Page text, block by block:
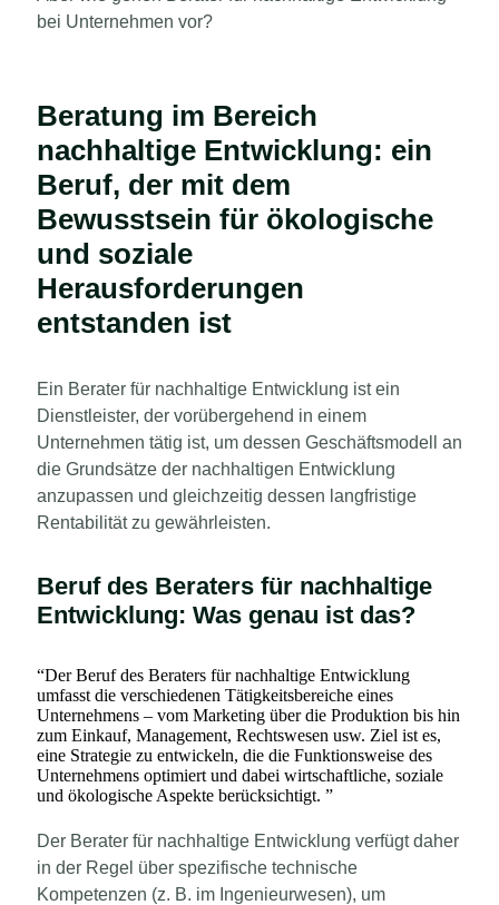
bei Unternehmen vor?
Beratung im Bereich
nachhaltige Entwicklung: ein
Beruf, der mit dem
Bewusstsein für ökologische
und soziale
Herausforderungen
entstanden ist
Ein Berater für nachhaltige Entwicklung ist ein
Dienstleister, der vorübergehend in einem
Unternehmen tätig ist, um dessen Geschäftsmodell an
die Grundsätze der nachhaltigen Entwicklung
anzupassen und gleichzeitig dessen langfristige
Rentabilität zu gewährleisten.
Beruf des Beraters für nachhaltige
Entwicklung: Was genau ist das?
“Der Beruf des Beraters für nachhaltige Entwicklung
umfasst die verschiedenen Tätigkeitsbereiche eines
Unternehmens – vom Marketing über die Produktion bis hin
zum Einkauf, Management, Rechtswesen usw. Ziel ist es,
eine Strategie zu entwickeln, die die Funktionsweise des
Unternehmens optimiert und dabei wirtschaftliche, soziale
und ökologische Aspekte berücksichtigt. ”
Der Berater für nachhaltige Entwicklung verfügt daher
in der Regel über spezifische technische
Kompetenzen (z. B. im Ingenieurwesen), um